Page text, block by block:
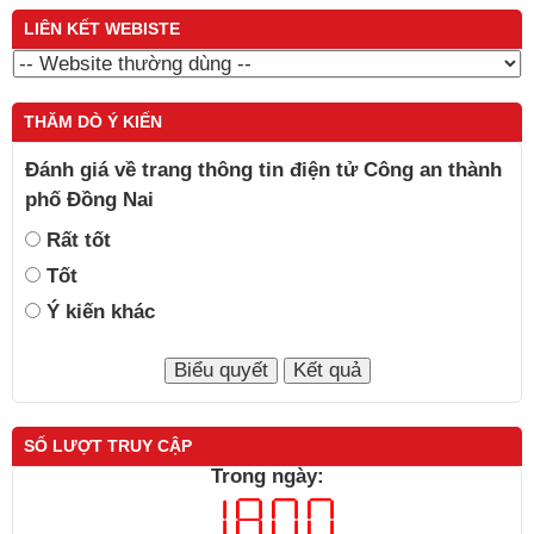
LIÊN KẾT WEBISTE
THĂM DÒ Ý KIẾN
Đánh giá về trang thông tin điện tử Công an thành
phố Đồng Nai
Rất tốt
Tốt
Ý kiến khác
SỐ LƯỢT TRUY CẬP
Trong ngày: